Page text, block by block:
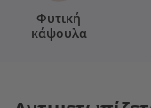
Φυτική
κάψουλα